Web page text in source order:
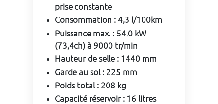
prise constante
Consommation :4,3 l/100km
Puissance max. : 54,0 kW
(73,4ch) à 9000 tr/min
Hauteur de selle : 1440 mm
Garde au sol : 225 mm
Poids total : 208 kg
Capacité réservoir : 16 litres